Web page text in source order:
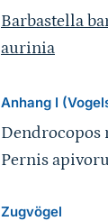
Barbastella
aurinia
Anhang I
Dendrocopos
Pernis
Zugvögel